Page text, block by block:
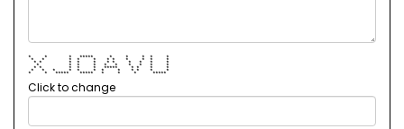
* * * ***** * * * * *
* * * * * * * * * * *
* * * * * * * * * * *
* * * * * * * * * *
* * * * * ***** * * * *
* * * * * * * * * * * *
* * ***** ***** * * * *****
Click to change